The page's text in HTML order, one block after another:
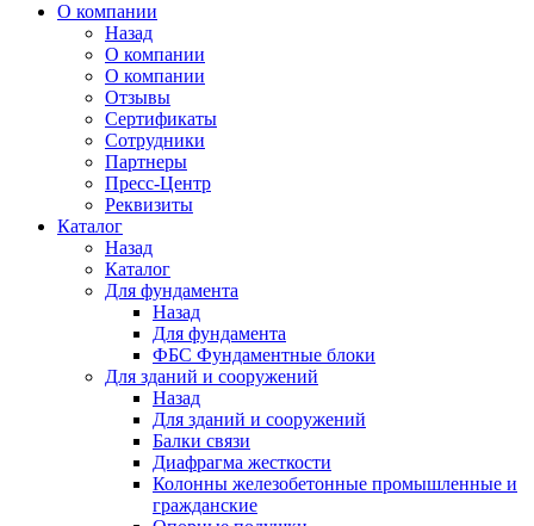
О компании
Назад
О компании
О компании
Отзывы
Сертификаты
Сотрудники
Партнеры
Пресс-Центр
Реквизиты
Каталог
Назад
Каталог
Для фундамента
Назад
Для фундамента
ФБС Фундаментные блоки
Для зданий и сооружений
Назад
Для зданий и сооружений
Балки связи
Диафрагма жесткости
Колонны железобетонные промышленные и
гражданские